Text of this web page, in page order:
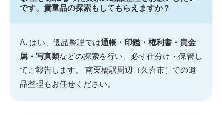
です。貴重品の探索もしてもらえますか？
A. はい、遺品整理では通帳・印鑑・権利書・貴金
属・写真類などの探索を行い、必ず仕分け・保管し
てご報告します。 南栗橋駅周辺（久喜市）での遺
品整理もお任せください。